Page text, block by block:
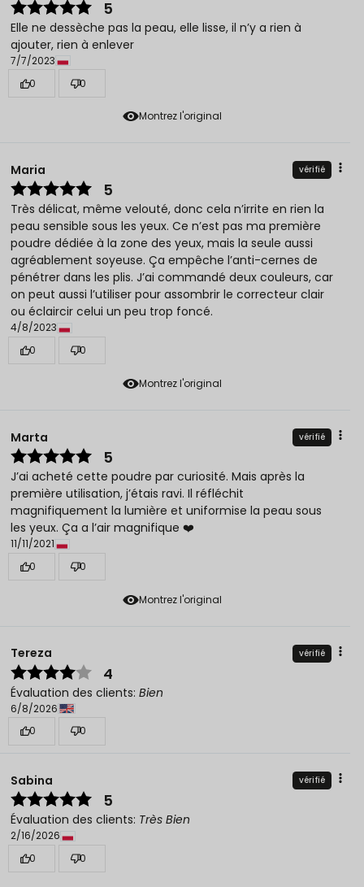
Montrez l'original
5
Elle ne dessèche pas la peau, elle lisse, il n’y a rien à
ajouter, rien à enlever
7/7/2023
0
0
Montrez l'original
Maria vérifié
5
Très délicat, même velouté, donc cela n’irrite en rien la
peau sensible sous les yeux. Ce n’est pas ma première
poudre dédiée à la zone des yeux, mais la seule aussi
agréablement soyeuse. Ça empêche l’anti-cernes de
pénétrer dans les plis. J’ai commandé deux couleurs, car
on peut aussi l’utiliser pour assombrir le correcteur clair
ou éclaircir celui un peu trop foncé.
4/8/2023
0
0
Montrez l'original
Marta vérifié
5
J’ai acheté cette poudre par curiosité. Mais après la
première utilisation, j’étais ravi. Il réfléchit
magnifiquement la lumière et uniformise la peau sous
les yeux. Ça a l’air magnifique ❤️
11/11/2021
0
0
Tereza vérifié
4
Évaluation des clients: Bien
6/8/2026
0
0
Sabina vérifié
5
Évaluation des clients: Très Bien
2/16/2026
0
0